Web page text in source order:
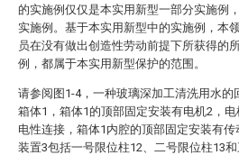
的实施例仅仅是本实用新型一部分实施例
实施例。基于本实用新型中的实施例，本
员在没有做出创造性劳动前提下所获得的
例，都属于本实用新型保护的范围。
请参阅图1-4，一种玻璃深加工清洗用水的
箱体1，箱体1的顶部固定安装有电机2，
电性连接，箱体1内腔的顶部固定安装有传
装置3包括一号限位柱12、二号限位柱13